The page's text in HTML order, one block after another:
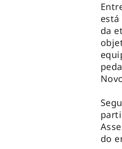
da
do